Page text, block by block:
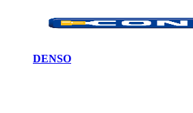
DENSO